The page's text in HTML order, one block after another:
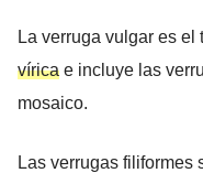
La verruga vulgar es el
vírica e incluye las
mosaico.
Las verrugas filiformes